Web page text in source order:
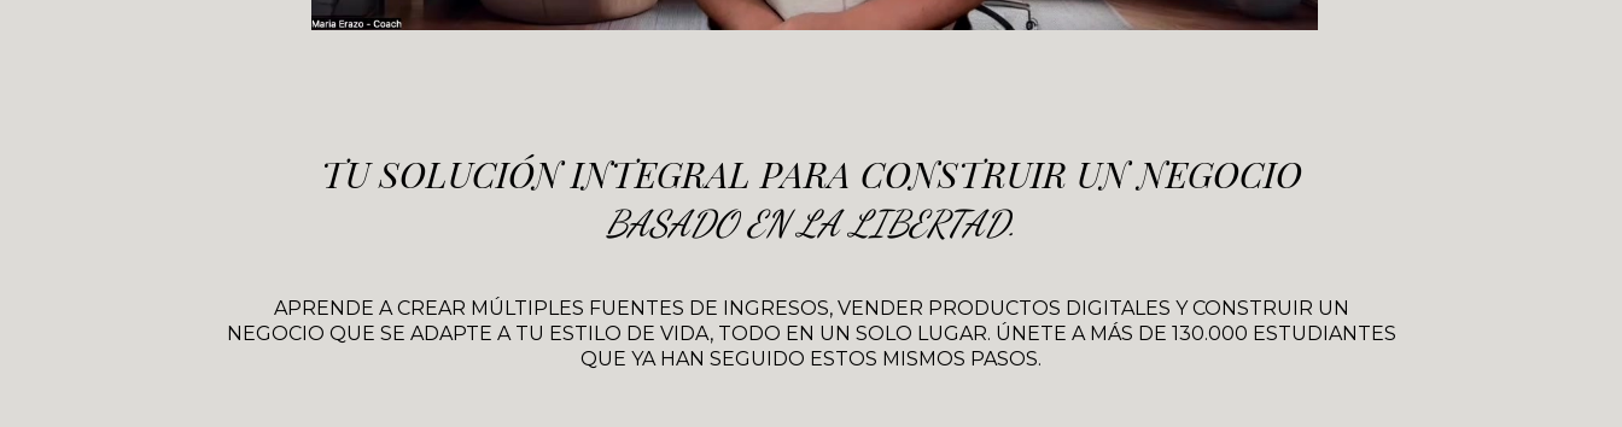
TU SOLUCIÓN INTEGRAL PARA CONSTRUIR UN NEGOCIO
BASADO EN LA LIBERTAD.
APRENDE A CREAR MÚLTIPLES FUENTES DE INGRESOS, VENDER PRODUCTOS DIGITALES Y CONSTRUIR UN
NEGOCIO QUE SE ADAPTE A TU ESTILO DE VIDA, TODO EN UN SOLO LUGAR. ÚNETE A MÁS DE 130.000 ESTUDIANTES
QUE YA HAN SEGUIDO ESTOS MISMOS PASOS.